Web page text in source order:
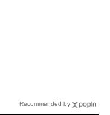
Recommended by